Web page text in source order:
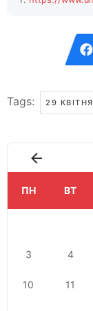
Tags: 29 КВІТНЯ
ПН ВТ
3 4
10 11